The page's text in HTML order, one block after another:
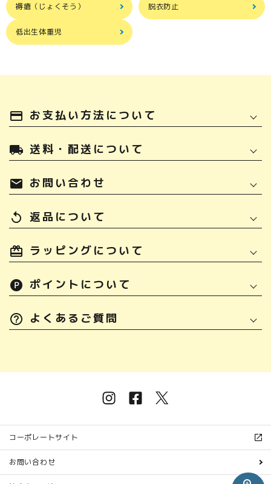
褥瘡（じょくそう） 脱衣防止
低出生体重児
payment お支払い方法について
local_shipping 送料・配送について
mail お問い合わせ
replay 返品について
ラッピングについて
ポイントについて
よくあるご質問
コーポレートサイト
お問い合わせ